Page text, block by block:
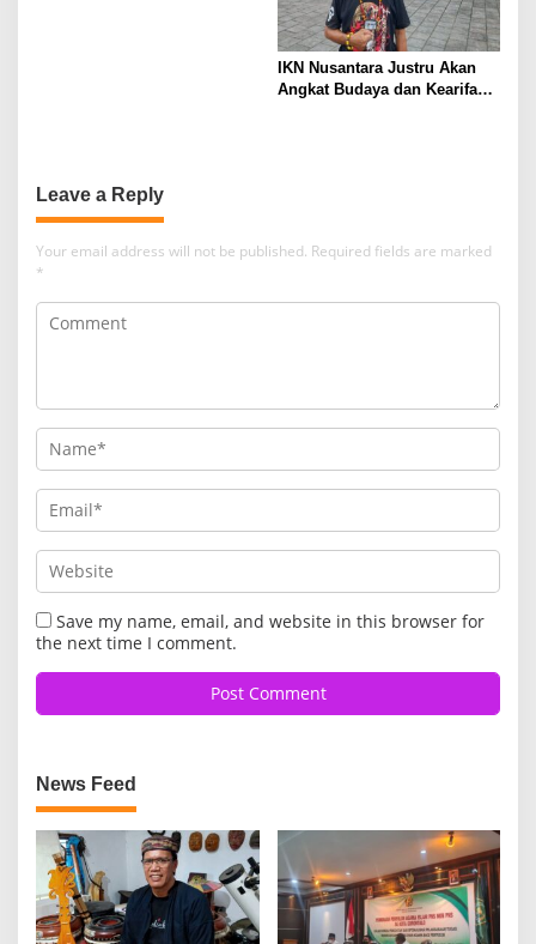
IKN Nusantara Justru Akan
Angkat Budaya dan Kearifan
Leave a Reply
Your email address will not be published. Required fields are marked
*
Save my name, email, and website in this browser for
the next time I comment.
News Feed